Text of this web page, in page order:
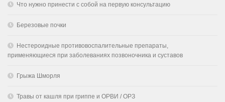
Что нужно принести с собой на первую консультацию
Березовые почки
Нестероидные противовоспалительные препараты,
применяющиеся при заболеваниях позвоночника и суставов
Грыжа Шморля
Травы от кашля при гриппе и ОРВИ / ОРЗ